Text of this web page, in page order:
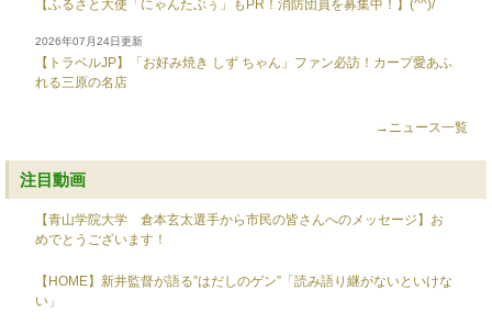
【ふるさと大使「にゃんたぶぅ」もPR！消防団員を募集中！】(^^)/
2026年07月24日更新
【トラベルJP】「お好み焼き しず ちゃん」ファン必訪！カープ愛あふ
れる三原の名店
→ニュース一覧
注目動画
【青山学院大学 倉本玄太選手から市民の皆さんへのメッセージ】お
めでとうございます！
【HOME】新井監督が語る”はだしのゲン”「読み語り継がないといけな
い」